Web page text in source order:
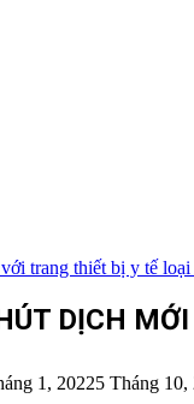
trang thiết bị y tế
DỊCH
1, 20225 Tháng 10,